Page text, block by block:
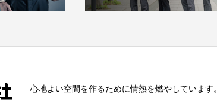
心地よい空間を作るために情熱を燃やしています。